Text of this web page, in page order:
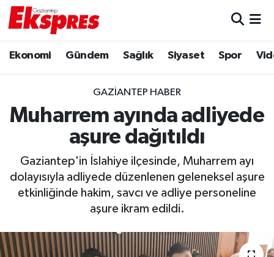
Ekonomi Gündem Sağlık Siyaset Spor
GAZIANTEP HABER
Muharrem ayında adliyede
aşure dağıtıldı
Gaziantep'in İslahiye ilçesinde, Muharrem ayı
dolayısıyla adliyede düzenlenen geleneksel aşure
etkinliğinde hakim, savcı ve adliye personeline
aşure ikram edildi.
Ekonomi
Gaziantep son dakika
Gündem
Haberler
Kültür Sanat
Trafik Durumu
Puan Durumu ve Fikstür
Tüm Manşetler
Son Dakika Haberleri
Haber Arşivi